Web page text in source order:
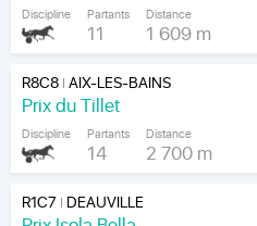
Discipline Partants
11
Distance
1 609 m
R8C8|AIX-LES-BAINS
Prix du Tillet
Discipline Partants
14
Distance
2 700 m
R1C7 | DEAUVILLE